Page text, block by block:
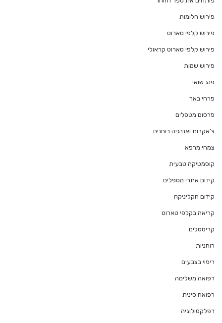
פירוש חלומות
פירוש קלפי טארוט
פירוש קלפי טארוט קראולי
פירוש שמות
פנג שואי
פרחי באך
פרסום מטפלים
צ'אקרות ואנרגיה רוחנית
צמחי מרפא
קוסמטיקה טבעית
קידום אתרי מטפלים
קידום הקליניקה
קריאה בקלפי טארוט
קריסטלים
רוחניות
ריפוי בצבעים
רפואה משלימה
רפואה סינית
רפלקסולוגיה